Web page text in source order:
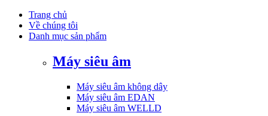
Trang chủ
Về chúng tôi
Danh mục sản phẩm
Máy siêu âm
Máy siêu âm không dây
Máy siêu âm EDAN
Máy siêu âm WELLD